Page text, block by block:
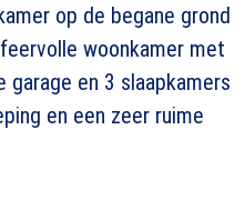
op de begane grond
woonkamer met
garage en 3 slaapkamers
en een zeer ruime